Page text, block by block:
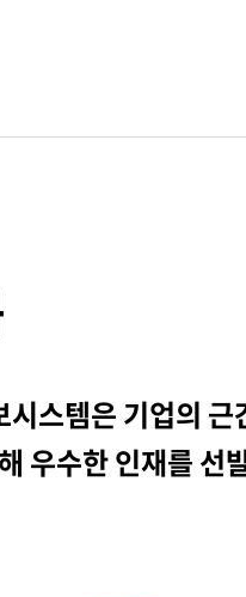
시스템은 기업의
우수한 인재를 선